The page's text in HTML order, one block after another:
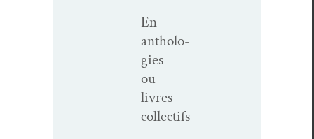
En
antholo­
gies
ou
livres
collectifs